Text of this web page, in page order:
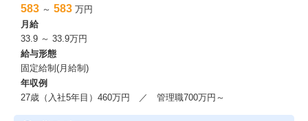
583 ～ 583 万円
月給
33.9 ～ 33.9万円
給与形態
固定給制(月給制)
年収例
27歳（入社5年目）460万円 ／ 管理職700万円～